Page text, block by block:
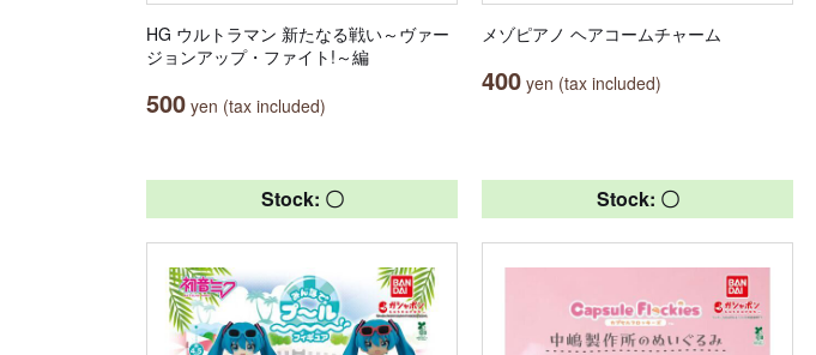
HG ウルトラマン 新たなる戦い～ヴァー
ジョンアップ・ファイト!～編
500 yen (tax included)
メゾピアノ ヘアコームチャーム
400 yen (tax included)
Stock: 〇 Stock: 〇